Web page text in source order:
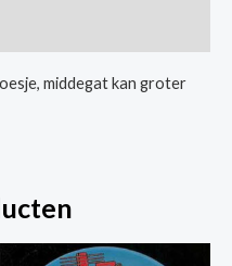
middegat kan groter